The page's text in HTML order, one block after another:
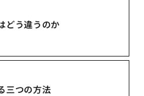
どう違うのか
三つの方法